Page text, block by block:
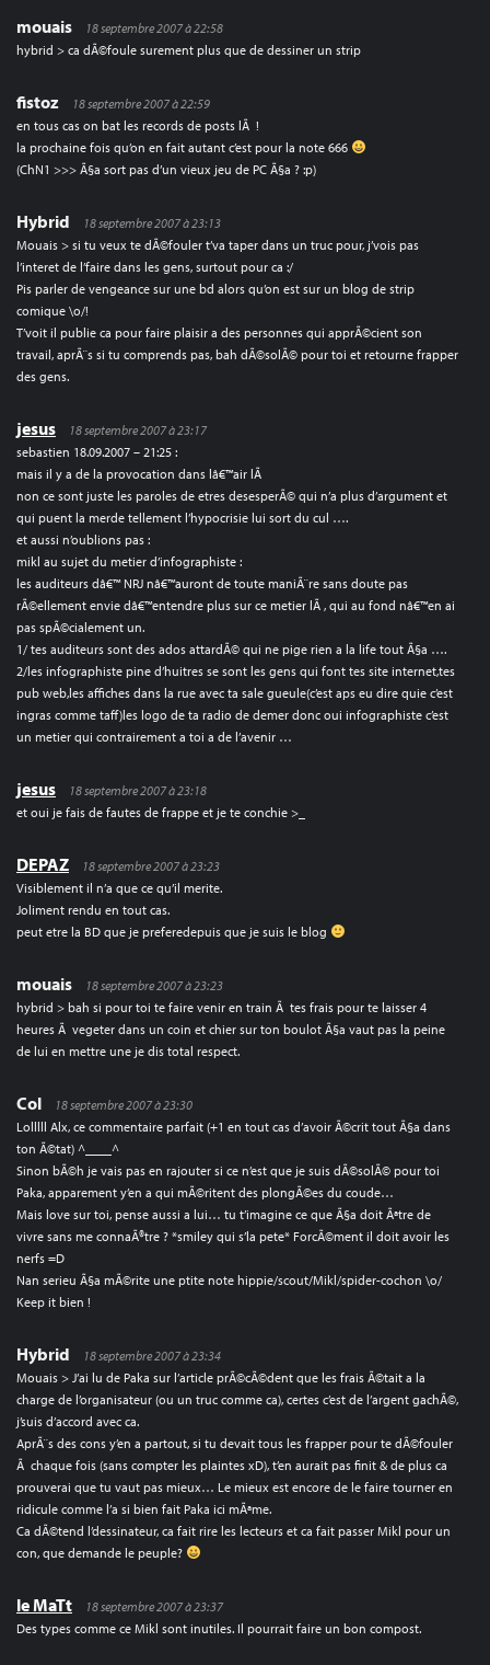
mouais
18 septembre 2007 à 22:58
hybrid > ca dÃ©foule surement plus que de dessiner un strip
fistoz
18 septembre 2007 à 22:59
en tous cas on bat les records de posts lÃ !
la prochaine fois qu’on en fait autant c’est pour la note 666
(ChN1 >>> Ã§a sort pas d’un vieux jeu de PC Ã§a ? :p)
Hybrid
18 septembre 2007 à 23:13
Mouais > si tu veux te dÃ©fouler t’va taper dans un truc pour, j’vois pas
l’interet de l’faire dans les gens, surtout pour ca :/
Pis parler de vengeance sur une bd alors qu’on est sur un blog de strip
comique \o/!
T’voit il publie ca pour faire plaisir a des personnes qui apprÃ©cient son
travail, aprÃ¨s si tu comprends pas, bah dÃ©solÃ© pour toi et retourne frapper
des gens.
jesus
18 septembre 2007 à 23:17
sebastien 18.09.2007 – 21:25 :
mais il y a de la provocation dans lâ€™air lÃ
non ce sont juste les paroles de etres desesperÃ© qui n’a plus d’argument et
qui puent la merde tellement l’hypocrisie lui sort du cul ….
et aussi n’oublions pas :
mikl au sujet du metier d’infographiste :
les auditeurs dâ€™ NRJ nâ€™auront de toute maniÃ¨re sans doute pas
rÃ©ellement envie dâ€™entendre plus sur ce metier lÃ , qui au fond nâ€™en ai
pas spÃ©cialement un.
1/ tes auditeurs sont des ados attardÃ© qui ne pige rien a la life tout Ã§a ….
2/les infographiste pine d’huitres se sont les gens qui font tes site internet,tes
pub web,les affiches dans la rue avec ta sale gueule(c’est aps eu dire quie c’est
ingras comme taff)les logo de ta radio de demer donc oui infographiste c’est
un metier qui contrairement a toi a de l’avenir …
jesus
18 septembre 2007 à 23:18
et oui je fais de fautes de frappe et je te conchie >_
DEPAZ
18 septembre 2007 à 23:23
Visiblement il n’a que ce qu’il merite.
Joliment rendu en tout cas.
peut etre la BD que je preferedepuis que je suis le blog
mouais
18 septembre 2007 à 23:23
hybrid > bah si pour toi te faire venir en train Ã tes frais pour te laisser 4
heures Ã vegeter dans un coin et chier sur ton boulot Ã§a vaut pas la peine
de lui en mettre une je dis total respect.
Col
18 septembre 2007 à 23:30
Lolllll Alx, ce commentaire parfait (+1 en tout cas d’avoir Ã©crit tout Ã§a dans
ton Ã©tat) ^____^
Sinon bÃ©h je vais pas en rajouter si ce n’est que je suis dÃ©solÃ© pour toi
Paka, apparement y’en a qui mÃ©ritent des plongÃ©es du coude…
Mais love sur toi, pense aussi a lui… tu t’imagine ce que Ã§a doit Ãªtre de
vivre sans me connaÃ®tre ? *smiley qui s’la pete* ForcÃ©ment il doit avoir les
nerfs =D
Nan serieu Ã§a mÃ©rite une ptite note hippie/scout/Mikl/spider-cochon \o/
Keep it bien !
Hybrid
18 septembre 2007 à 23:34
Mouais > J’ai lu de Paka sur l’article prÃ©cÃ©dent que les frais Ã©tait a la
charge de l’organisateur (ou un truc comme ca), certes c’est de l’argent gachÃ©,
j’suis d’accord avec ca.
AprÃ¨s des cons y’en a partout, si tu devait tous les frapper pour te dÃ©fouler
Ã chaque fois (sans compter les plaintes xD), t’en aurait pas finit & de plus ca
prouverai que tu vaut pas mieux… Le mieux est encore de le faire tourner en
ridicule comme l’a si bien fait Paka ici mÃªme.
Ca dÃ©tend l’dessinateur, ca fait rire les lecteurs et ca fait passer Mikl pour un
con, que demande le peuple?
le MaTt
18 septembre 2007 à 23:37
Des types comme ce Mikl sont inutiles. Il pourrait faire un bon compost.